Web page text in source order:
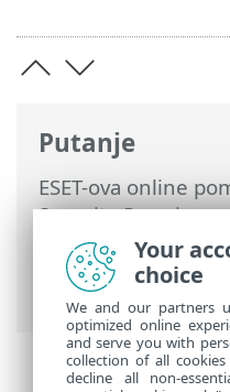
Putanje
ESET-ova online
Security Premium
podešavanje>
nadogradnje>
povrata
Your
choice
We and our partners
optimized online
and serve you with
collection of all
decline all non-